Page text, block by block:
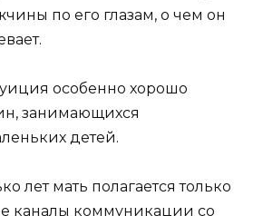
по его глазам, о чем он
особенно хорошо
занимающихся
детей.
лет мать полагается только
каналы коммуникации со